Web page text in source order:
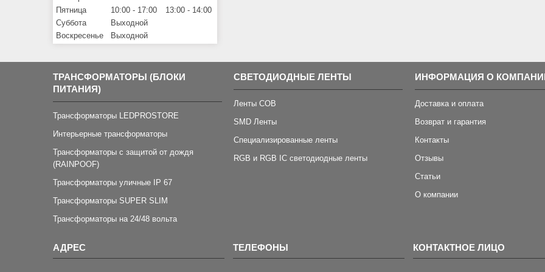
Пятница
10:00 17:00 13:00
14:00
Суббота
Выходной
Воскресенье
Выходной
ТРАНСФОРМАТОРЫ (БЛОКИ
ПИТАНИЯ)
Трансформаторы LEDPROSTORE
Интерьерные трансформаторы
Трансформаторы с защитой от дождя
(RAINPOOF)
Трансформаторы уличные IP 67
Трансформаторы SUPER SLIM
Трансформаторы на 24/48 вольта
СВЕТОДИОДНЫЕ ЛЕНТЫ
Ленты COB
SMD Ленты
Специализированные ленты
RGB и RGB IC светодиодные ленты
ИНФОРМАЦИЯ О
Доставка и оплата
Возврат и гарантия
Контакты
Отзывы
Статьи
О компании